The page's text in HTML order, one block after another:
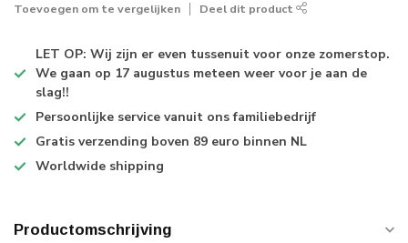
Toevoegen om te vergelijken Deel dit product
LET OP: Wij zijn er even tussenuit voor onze zomerstop.
We gaan op 17 augustus meteen weer voor je aan de
slag!!
Persoonlijke service vanuit ons familiebedrijf
Gratis verzending boven 89 euro binnen NL
Worldwide shipping
Productomschrijving